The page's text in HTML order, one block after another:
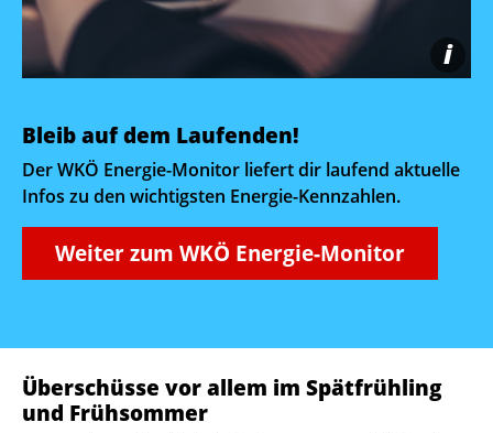
i
Bleib auf dem Laufenden!
Der WKÖ Energie-Monitor liefert dir laufend aktuelle
Infos zu den wichtigsten Energie-Kennzahlen.
Weiter zum WKÖ Energie-Monitor
Überschüsse vor allem im Spätfrühling
und Frühsommer